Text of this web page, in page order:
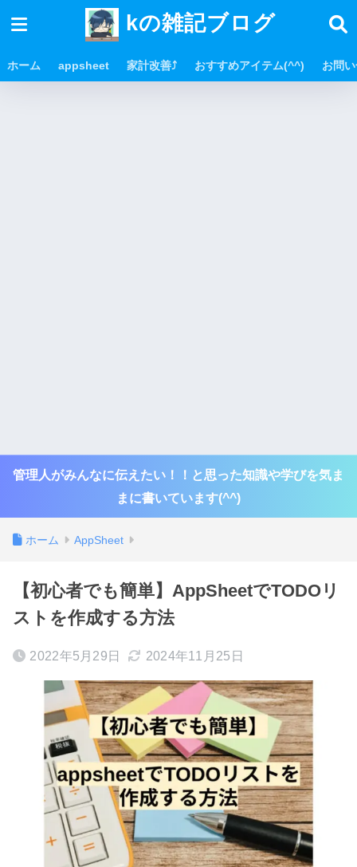
kの雑記ブログ
ホーム appsheet 家計改善⤴ おすすめアイテム(^^) お問
管理人がみんなに伝えたい！！と思った知識や学びを気ま
まに書いています(^^)
ホーム AppSheet
【初心者でも簡単】AppSheetでTODOリ
ストを作成する方法
2022年5月29日 2024年11月25日